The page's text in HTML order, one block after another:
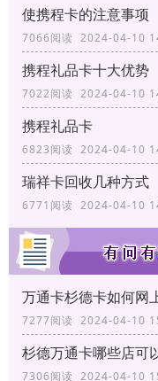
使携程卡的注意事项
7066阅读 2024-04-10
携程礼品卡十大优势
7022阅读 2024-04-10
携程礼品卡
6823阅读 2024-04-10
瑞祥卡回收几种方式
6771阅读 2024-04-10
万通卡杉德卡如何网
7277阅读 2024-04-10
杉德万通卡哪些店可
7306阅读 2024-04-10